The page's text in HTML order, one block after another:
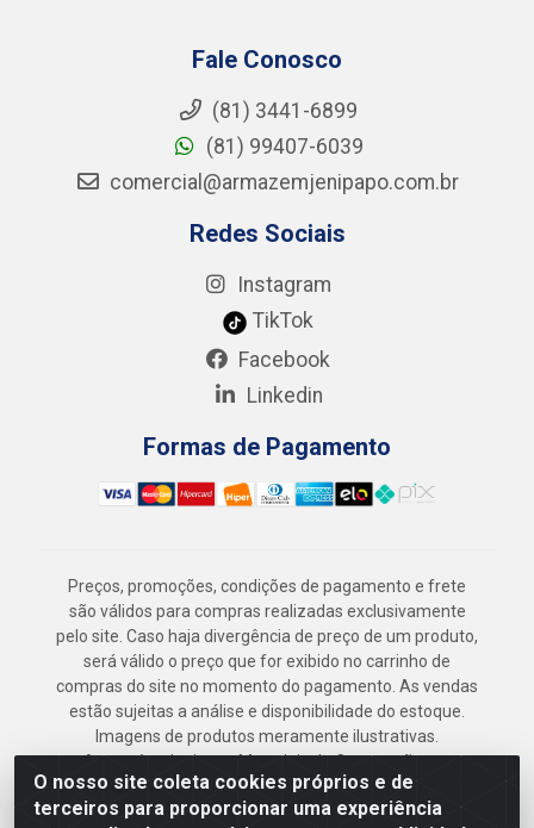
O nosso site coleta cookies próprios e de
terceiros para proporcionar uma experiência
Fale Conosco
(81) 3441-6899
(81) 99407-6039
comercial@armazemjenipapo.com.br
Redes Sociais
Instagram
TikTok
Facebook
Linkedin
Formas de Pagamento
Preços, promoções, condições de pagamento e frete
são válidos para compras realizadas exclusivamente
pelo site. Caso haja divergência de preço de um produto,
será válido o preço que for exibido no carrinho de
compras do site no momento do pagamento. As vendas
estão sujeitas a análise e disponibilidade do estoque.
Imagens de produtos meramente ilustrativas.
Armazém Jenipapo Materiais de Construção em
Geral LTDA - Rua das Flores, 2691 - Guabiraba,
Recife/PE - CEP 52.291-630 - CNPJ